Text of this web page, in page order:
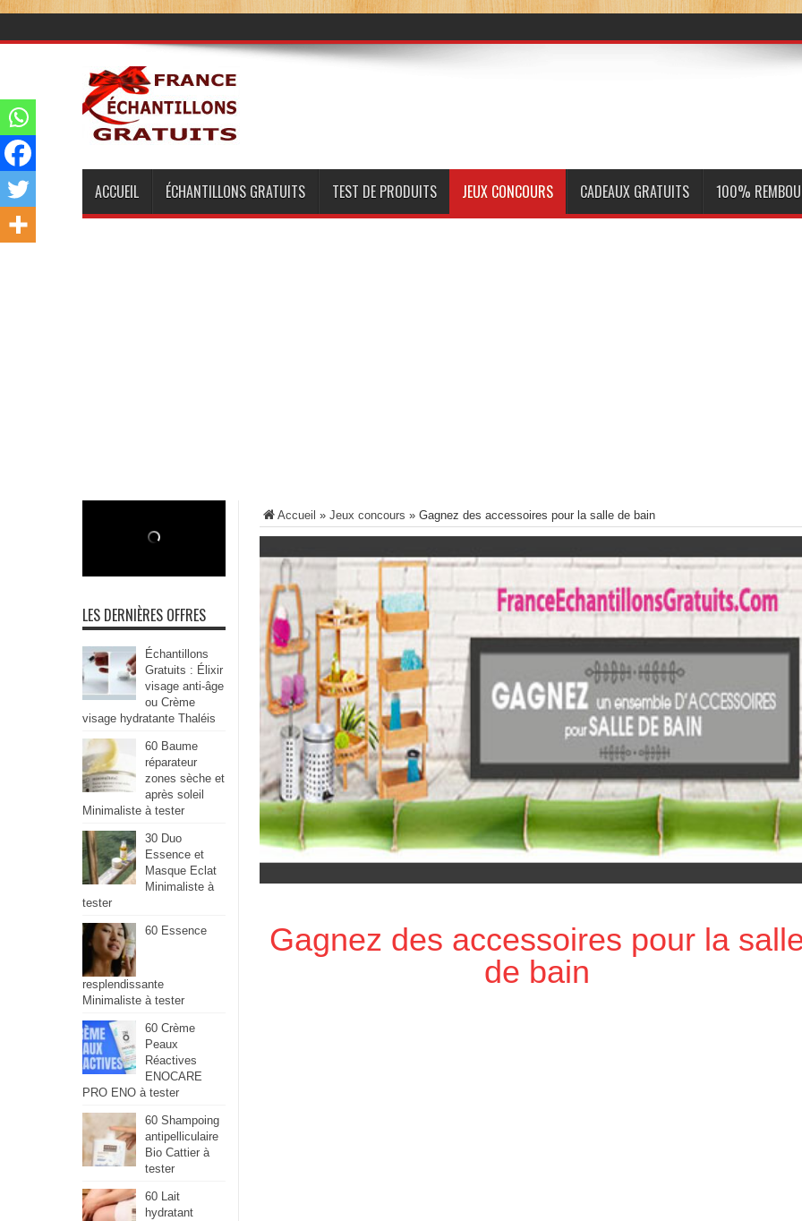
ACCUEIL ÉCHANTILLONS GRATUITS TEST DE PRODUITS JEUX CONCOURS CADEAUX GRATUITS 100%
Accueil » Jeux concours » Gagnez des accessoires pour la salle de bain
Gagnez des accessoires pour la
de bain
LES DERNIÈRES OFFRES
Échantillons
Gratuits : Élixir
visage anti-âge
ou Crème
visage hydratante Thaléis
60 Baume
réparateur
zones sèche et
après soleil
Minimaliste à tester
30 Duo
Essence et
Masque Eclat
Minimaliste à
tester
60 Essence
resplendissante
Minimaliste à tester
60 Crème
Peaux
Réactives
ENOCARE
PRO ENO à tester
60 Shampoing
antipelliculaire
Bio Cattier à
tester
60 Lait
hydratant